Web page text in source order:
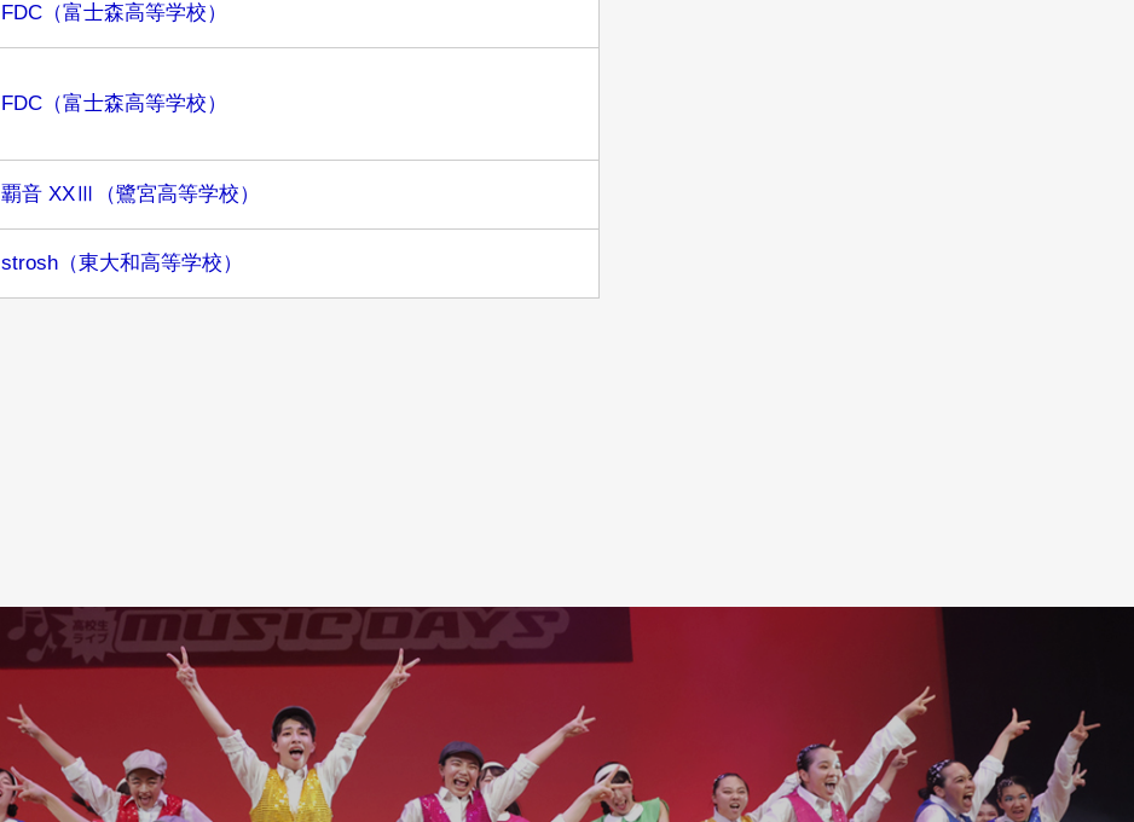
FDC（富士森高等学校）
FDC（富士森高等学校）
覇音 XXⅢ（鷺宮高等学校）
strosh（東大和高等学校）